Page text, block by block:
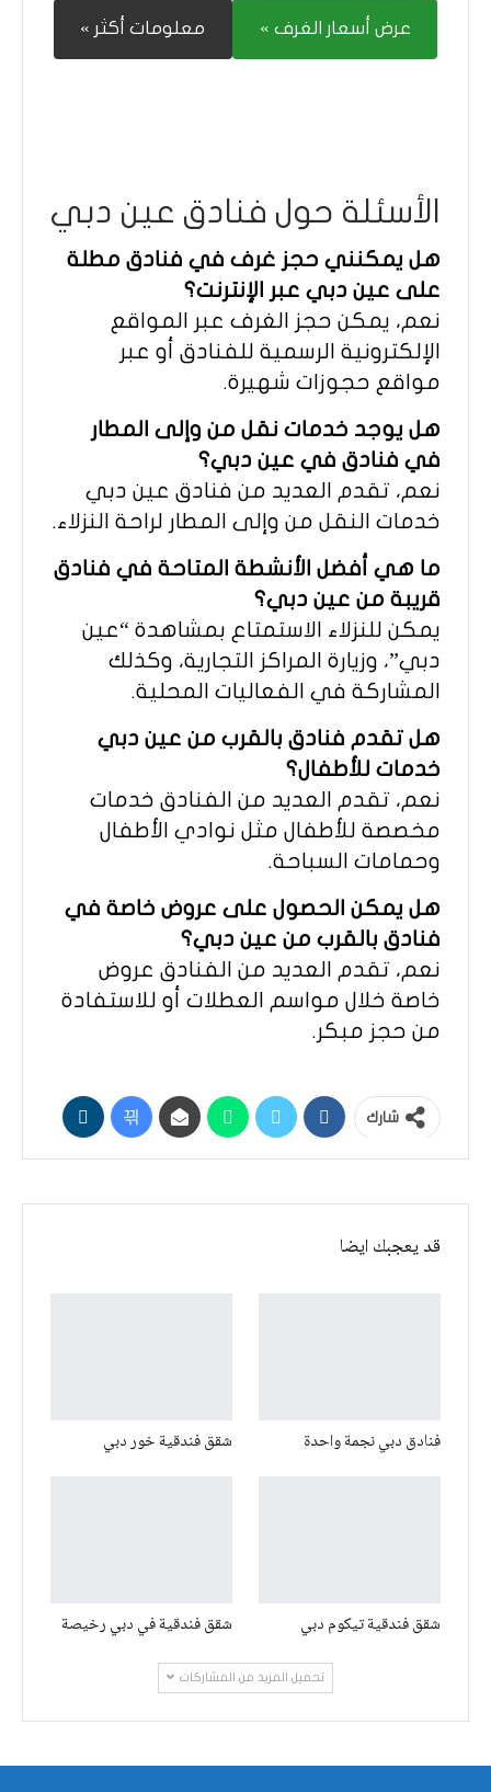
عرض أسعار الغرف » معلومات أكثر »
الأسئلة حول فنادق عين دبي
هل يمكنني حجز غرف في فنادق مطلة
على عين دبي عبر الإنترنت؟
نعم، يمكن حجز الغرف عبر المواقع
الإلكترونية الرسمية للفنادق أو عبر
مواقع حجوزات شهيرة.
هل يوجد خدمات نقل من وإلى المطار
في فنادق في عين دبي؟
نعم، تقدم العديد من فنادق عين دبي
خدمات النقل من وإلى المطار لراحة النزلاء.
ما هي أفضل الأنشطة المتاحة في فنادق
قريبة من عين دبي؟
يمكن للنزلاء الاستمتاع بمشاهدة “عين
دبي”، وزيارة المراكز التجارية، وكذلك
المشاركة في الفعاليات المحلية.
هل تقدم فنادق بالقرب من عين دبي
خدمات للأطفال؟
نعم، تقدم العديد من الفنادق خدمات
مخصصة للأطفال مثل نوادي الأطفال
وحمامات السباحة.
هل يمكن الحصول على عروض خاصة في
فنادق بالقرب من عين دبي؟
نعم، تقدم العديد من الفنادق عروض
خاصة خلال مواسم العطلات أو للاستفادة
من حجز مبكر.
شارك
قد يعجبك ايضا
فنادق دبي نجمة واحدة شقق فندقية خور دبي
شقق فندقية تيكوم دبي شقق فندقية في دبي رخيصة
تحميل المزيد من المشاركات